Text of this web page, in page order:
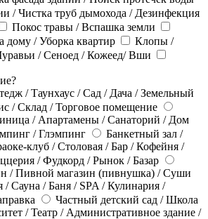
/ Чистка труб дымохода / Дезинфекция
Покос травы / Вспашка земли
дому / Уборка квартир
Клопы /
/ Сеноед / Кожеед/ Вши
/ Таунхаус / Сад / Дача / Земельный
/ Склад / Торговое помещение
/ Апартамены / Санаторий / Дом
/ Глэмпинг
Банкетный зал /
клуб / Столовая / Бар / Кофейня /
/ Фудкорд / Рынок / Базар
/ Пивной магазин (пивнушка) / Суши
/ Сауна / Баня / SPA / Кулинария /
Частный детский сад / Школа
/ Театр / Административное здание /